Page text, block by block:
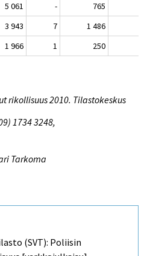
5 061 -
765
3 943 7
1 486
1 966 1 250
rikollisuus 2010. Tilastokeskus
1734 3248,
Tarkoma
(SVT): Poliisin